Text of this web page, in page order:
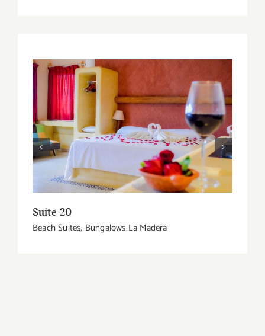
Suite 20
Beach Suites, Bungalows La Madera